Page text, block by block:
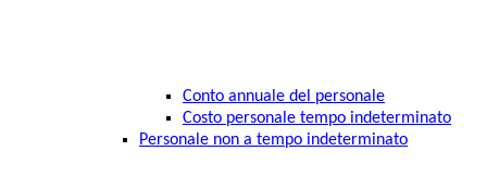
Conto annuale del personale
Costo personale tempo indeterminato
Personale non a tempo indeterminato